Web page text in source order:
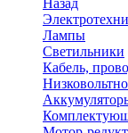
Назад
Лампы
Светильники
Кабель,